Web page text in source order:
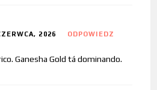
2026 ODPOWIEDZ
Ganesha Gold tá dominando.